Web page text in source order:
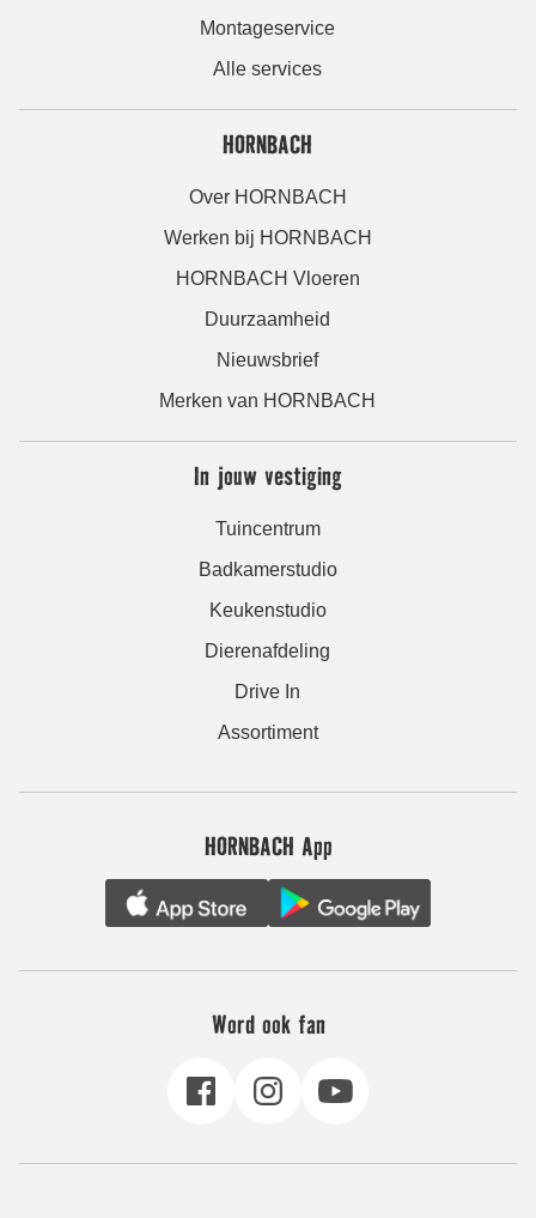
Montageservice
Alle services
HORNBACH
Over HORNBACH
Werken bij HORNBACH
HORNBACH Vloeren
Duurzaamheid
Nieuwsbrief
Merken van HORNBACH
In jouw vestiging
Tuincentrum
Badkamerstudio
Keukenstudio
Dierenafdeling
Drive In
Assortiment
HORNBACH App
Word ook fan